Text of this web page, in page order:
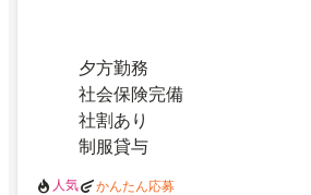
夕方勤務
社会保険完備
社割あり
制服貸与
人気 かんたん応募